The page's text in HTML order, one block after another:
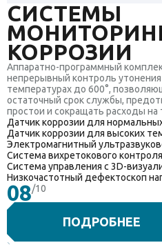
СИСТЕМЫ
КОРРОЗИИ
Аппаратно-программный
непрерывный контроль утонения
температурах до 600°,
остаточный срок службы,
простои и сокращать расходы на
Датчик коррозии для
Датчик коррозии для высоких
Электромагнитный
Система вихретокового
Система управления с 3D-
Низкочастотный дефектоскоп
08/10
ПОДРОБНЕЕ